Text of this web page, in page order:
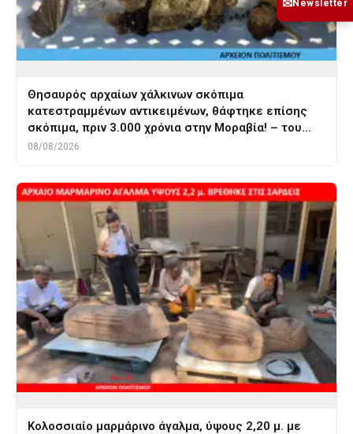
Θησαυρός αρχαίων χάλκινων σκόπιμα
κατεστραμμένων αντικειμένων, θάφτηκε επίσης
σκόπιμα, πριν 3.000 χρόνια στην Μοραβία! – του…
08/08/2026
Κολοσσιαίο μαρμάρινο άγαλμα, ύψους 2,20 μ. με
Newsletter